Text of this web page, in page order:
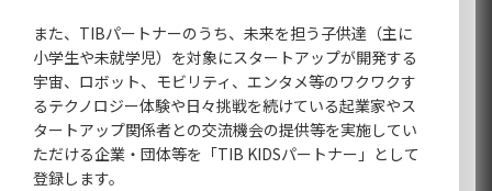
また、TIBパートナーのうち、未来を担う子供達（主に
小学生や未就学児）を対象にスタートアップが開発する
宇宙、ロボット、モビリティ、エンタメ等のワクワクす
るテクノロジー体験や日々挑戦を続けている起業家やス
タートアップ関係者との交流機会の提供等を実施してい
ただける企業・団体等を「TIB KIDSパートナー」として
登録します。